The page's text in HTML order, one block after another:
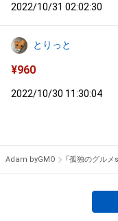
2022/10/31 02:02:30
とりっと
¥960
2022/10/30 11:30:04
Adam byGMO